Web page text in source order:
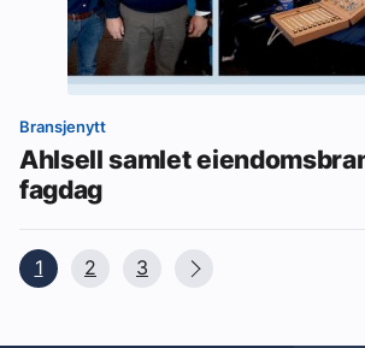
Bransjenytt
Ahlsell samlet
fagdag
1 2 3